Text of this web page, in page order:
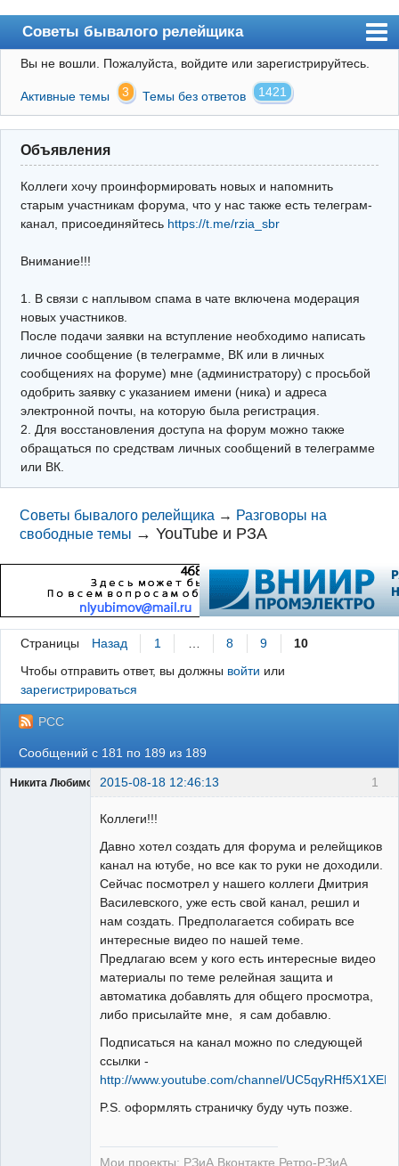
Советы бывалого релейщика
Форум
Правила
Поиск
Регистрация
Архив
Почта
Поиск релейщика
Видео РЗиА
Фотохостинг
Телеграм
Вы не вошли. Пожалуйста, войдите или зарегистрируйтесь.
Активные темы 3 Темы без ответов 1421
Объявления
Коллеги хочу проинформировать новых и напомнить
старым участникам форума, что у нас также есть телеграм-
канал, присоединяйтесь https://t.me/rzia_sbr
Внимание!!!
1. В связи с наплывом спама в чате включена модерация
новых участников.
После подачи заявки на вступление необходимо написать
личное сообщение (в телеграмме, ВК или в личных
сообщениях на форуме) мне (администратору) с просьбой
одобрить заявку с указанием имени (ника) и адреса
электронной почты, на которую была регистрация.
2. Для восстановления доступа на форум можно также
обращаться по средствам личных сообщений в телеграмме
или ВК.
Советы бывалого релейщика → Разговоры на
свободные темы →YouTube и РЗА
Страницы Назад 1 … 8 9
10
Чтобы отправить ответ, вы должны войти или
зарегистрироваться
РСС
Сообщений с 181 по 189 из 189
1
Никита Любимов 2015-08-18 12:46:13
Коллеги!!!
Давно хотел создать для форума и релейщиков
канал на ютубе, но все как то руки не доходили.
Сейчас посмотрел у нашего коллеги Дмитрия
Василевского, уже есть свой канал, решил и
нам создать. Предполагается собирать все
интересные видео по нашей теме.
Предлагаю всем у кого есть интересные видео
материалы по теме релейная защита и
автоматика добавлять для общего просмотра,
либо присылайте мне, я сам добавлю.
Подписаться на канал можно по следующей
ссылки -
http://www.youtube.com/channel/
P.S. оформлять страничку буду чуть позже.
Мои проекты: РЗиА Вконтакте Ретро-РЗиА